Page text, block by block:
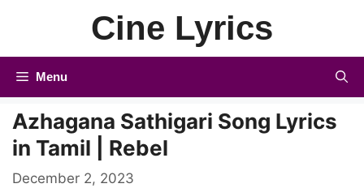
Cine Lyrics
Menu
Azhagana Sathigari Song Lyrics
in Tamil | Rebel
December 2, 2023